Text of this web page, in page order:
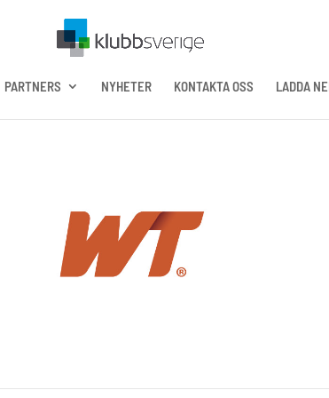
PARTNERS NYHETER KONTAKTA OSS LADDA